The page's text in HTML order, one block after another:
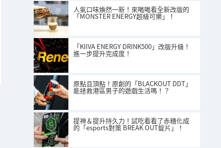
人氣口味煥然一新！來喝喝看全新改版的
「MONSTER ENERGY超級可樂」！
「KIIVA ENERGY DRINK500」改版升級！
進一步提升完成度！
原點且頂點！原創的「BLACKOUT DDT」
能拯救港區男子的遊戲生活嗎！？
提神＆提升持久力！試吃看看了赤穗化成
的「esports對策 BREAK OUT錠片」！